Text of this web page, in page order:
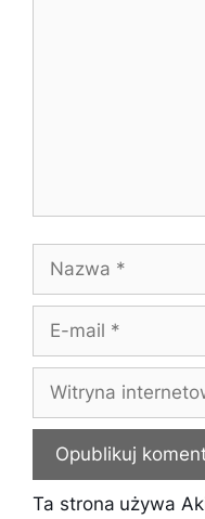
Nazwa
Witryna
internetowa
Ta strona używa